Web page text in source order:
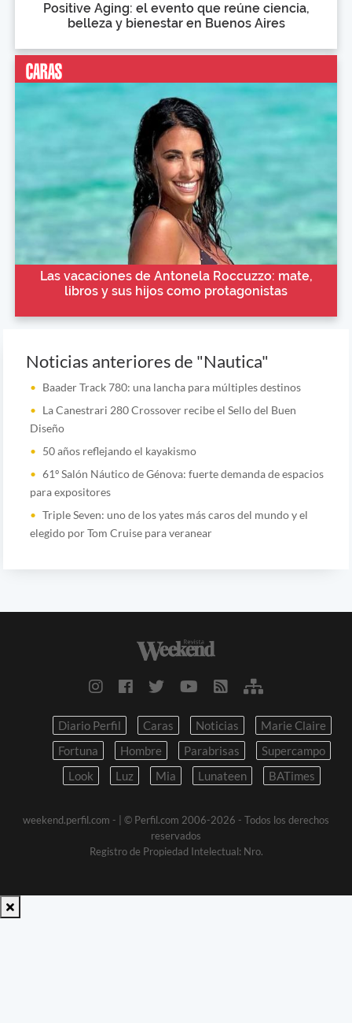
Positive Aging: el evento que reúne ciencia,
belleza y bienestar en Buenos Aires
Las vacaciones de Antonela Roccuzzo: mate,
libros y sus hijos como protagonistas
Noticias anteriores de "Nautica"
Baader Track 780: una lancha para múltiples destinos
La Canestrari 280 Crossover recibe el Sello del Buen
Diseño
50 años reflejando el kayakismo
61º Salón Náutico de Génova: fuerte demanda de espacios
para expositores
Triple Seven: uno de los yates más caros del mundo y el
elegido por Tom Cruise para veranear
Diario Perfil Caras Noticias
Marie Claire
Fortuna
Hombre Parabrisas
Supercampo
Look
Luz Mia Lunateen BATimes
weekend.perfil.com -
| © Perfil.com 2006-2026 - Todos los derechos
reservados
Registro de Propiedad Intelectual: Nro.